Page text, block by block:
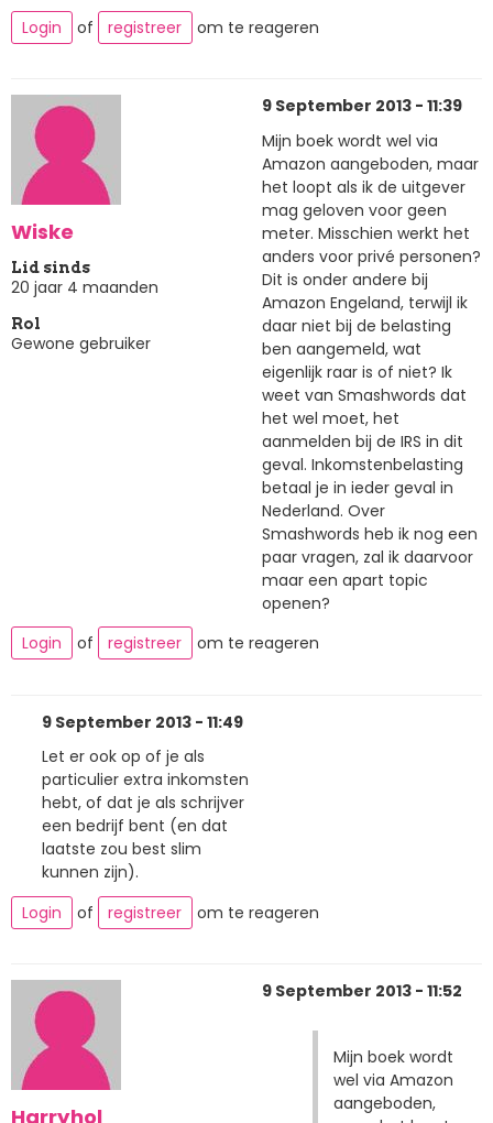
Login
of registreer om te reageren
Wiske
Lid sinds
20 jaar 4 maanden
Rol
Gewone gebruiker
9 September 2013 - 11:39
Mijn boek wordt wel via
Amazon aangeboden, maar
het loopt als ik de uitgever
mag geloven voor geen
meter. Misschien werkt het
anders voor privé personen?
Dit is onder andere bij
Amazon Engeland, terwijl ik
daar niet bij de belasting
ben aangemeld, wat
eigenlijk raar is of niet? Ik
weet van Smashwords dat
het wel moet, het
aanmelden bij de IRS in dit
geval. Inkomstenbelasting
betaal je in ieder geval in
Nederland. Over
Smashwords heb ik nog een
paar vragen, zal ik daarvoor
maar een apart topic
openen?
Login
of registreer om te reageren
9 September 2013 - 11:49
Let er ook op of je als
particulier extra inkomsten
hebt, of dat je als schrijver
een bedrijf bent (en dat
laatste zou best slim
kunnen zijn).
Login
of registreer om te reageren
Harryhol
9 September 2013 - 11:52
Mijn boek wordt
wel via Amazon
aangeboden,